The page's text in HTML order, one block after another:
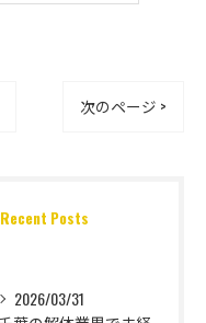
次のページ >
Recent Posts
2026/03/31